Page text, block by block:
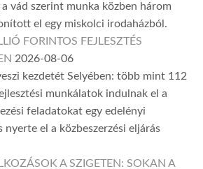
vád szerint munka közben három
el egy miskolci irodaházból.
FORINTOS FEJLESZTÉS
2026-08-06
kezdetét Selyében: több mint 112
munkálatok indulnak el a
feladatokat egy edelényi
nyerte el a közbeszerzési eljárás
A SZIGETEN: SOKAN A